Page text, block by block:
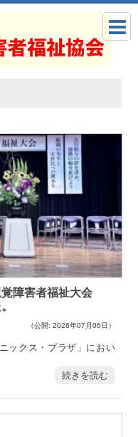
障害者福祉大会
（公開: 2026年07月06日）
ックス・プラザ」におい
続きを読む